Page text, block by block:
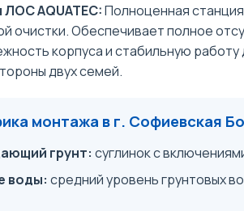
AQUATEC:Полноценная
очистки. Обеспечивает полное
корпуса и стабильную
двух семей.
монтажа в г. Софиевская
грунт: суглинок с
воды: средний уровень грунтовых